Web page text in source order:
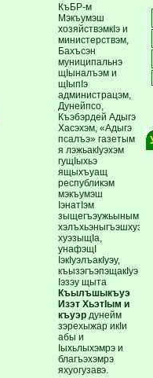
КъБР-м
Мэкъумэш
хозяйствэмкIэ и
министерствэм,
Бахъсэн
муниципальнэ
щIыналъэм и
щIыпIэ
администрацэм,
Дунейпсо,
Къэбэрдей Адыгэ
Хасэхэм, «Адыгэ
псалъэ» газетым
я лэжьакIуэхэм
гущIыхьэ
ящыхъуащ
республикэм
мэкъумэш
IэнатIэм
зыщегъэужьыным
хэлъхьэныгъэшхуэ
хуэзыщIа,
унафэщI
IэкIуэлъакIуэу,
къызэгъэпэщакIуэ
Iэзэу щыта
Къылъшыкъуэ
Изэт ХьэтIым и
къуэрдунейм
зэрехыжар икIи
абы и
Iыхьлыхэмрэ и
благъэхэмрэ
яхуогузавэ.